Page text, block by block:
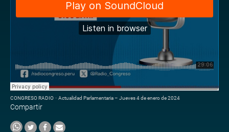
CONGRESO RADIO · Actualidad Parlamentaria – Jueves 4 de enero de 2024
Compartir